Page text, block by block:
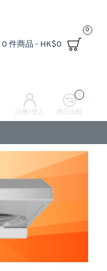
0 件商品 - HK$0
0
註冊/登入 商品比較
0